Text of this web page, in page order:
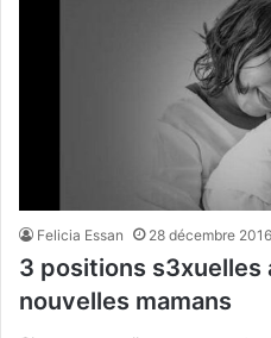
Felicia Essan 28 décembre 2016
3 positions s3xuelles
nouvelles mamans